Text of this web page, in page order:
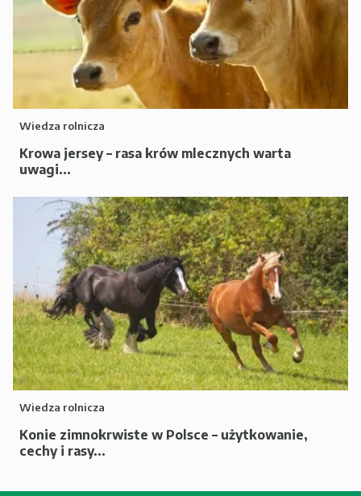
Wiedza rolnicza
Krowa jersey – rasa krów mlecznych warta
uwagi...
Wiedza rolnicza
Konie zimnokrwiste w Polsce – użytkowanie,
cechy i rasy...